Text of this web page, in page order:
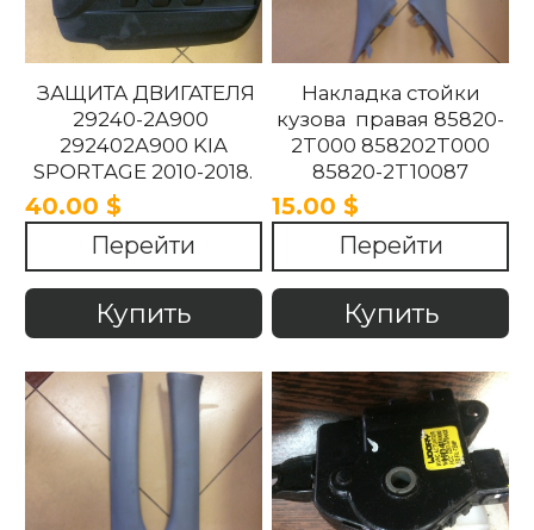
ЗАЩИТА ДВИГАТЕЛЯ
29240-2A900
292402A900 KIA
SPORTAGE 2010-2018.
40.00 $
Перейти
Купить
Накладка стойки
кузова правая 85820-
2T000 858202T000
85820-2T10087
858202T10087 85820-
2T100UP
858202T100UP Kia
Optima 2010 -2015
15.00 $
Перейти
Купить